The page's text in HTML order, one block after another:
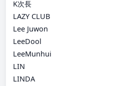
K次長
LAZY CLUB
Lee Juwon
LeeDool
LeeMunhui
LIN
LINDA